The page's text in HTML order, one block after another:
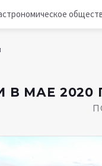
В МАЕ 2020